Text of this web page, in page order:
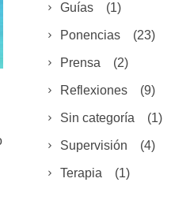
Guías (1)
Ponencias (23)
Prensa (2)
Reflexiones (9)
Sin categoría (1)
Supervisión (4)
Terapia (1)